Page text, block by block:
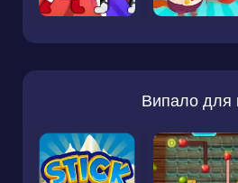
Випало для